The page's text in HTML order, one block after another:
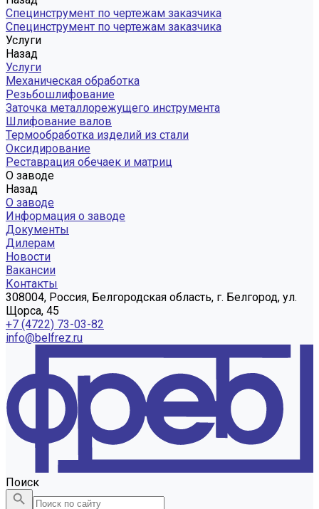
Специнструмент по чертежам заказчика
Специнструмент по чертежам заказчика
Услуги
Назад
Услуги
Механическая обработка
Резьбошлифование
Заточка металлорежущего инструмента
Шлифование валов
Термообработка изделий из стали
Оксидирование
Реставрация обечаек и матриц
О заводе
Назад
О заводе
Информация о заводе
Документы
Дилерам
Новости
Вакансии
Контакты
308004, Россия, Белгородская область, г. Белгород, ул.
Щорса, 45
+7 (4722) 73-03-82
info@belfrez.ru
Поиск